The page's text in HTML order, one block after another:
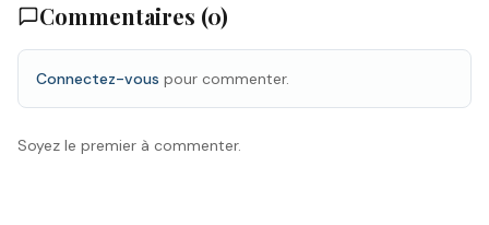
Commentaires (0)
Connectez-vous pour commenter.
Soyez le premier à commenter.